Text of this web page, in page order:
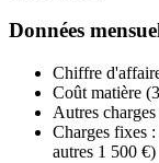
Données
Chiffre
Coût matière
Autres
Charges fixes
autres 1 500 €)